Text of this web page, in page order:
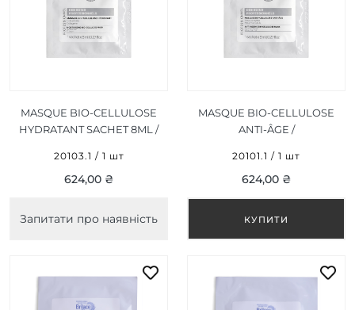
MASQUE BIO-CELLULOSE
HYDRATANT SACHET 8ML /
БІОЦЕЛЮЛОЗНА МАСКА
САШЕ 8 МЛ
20103.1 / 1 шт
624,00 ₴
Запитати про наявність
MASQUE BIO-CELLULOSE
ANTI-ÂGE /
БІОЦЕЛЮЛОЗНА МАСКА
САШЕ 8 ML 1 ШТ
20101.1 / 1 шт
624,00 ₴